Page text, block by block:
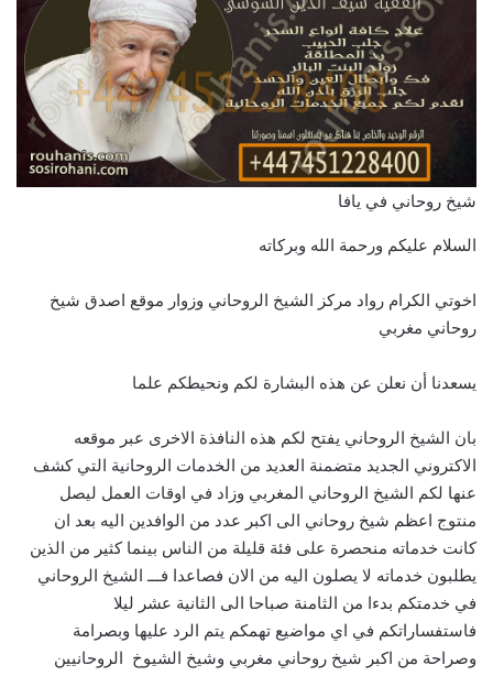
شيخ روحاني في يافا
السلام عليكم ورحمة الله وبركاته
اخوتي الكرام رواد مركز الشيخ الروحاني وزوار موقع اصدق شيخ
روحاني مغربي
يسعدنا أن نعلن عن هذه البشارة لكم ونحيطكم علما
بان الشيخ الروحاني يفتح لكم هذه النافذة الاخرى عبر موقعه
الاكتروني الجديد متضمنة العديد من الخدمات الروحانية التي كشف
عنها لكم الشيخ الروحاني المغربي وزاد في اوقات العمل ليصل
منتوج اعظم شيخ روحاني الى اكبر عدد من الوافدين اليه بعد ان
كانت خدماته منحصرة على فئة قليلة من الناس بينما كثير من الذين
يطلبون خدماته لا يصلون اليه من الان فصاعدا فـــ الشيخ الروحاني
في خدمتكم بدءا من الثامنة صباحا الى الثانية عشر ليلا
فاستفساراتكم في اي مواضيع تهمكم يتم الرد عليها وبصرامة
وصراحة من اكبر شيخ روحاني مغربي وشيخ الشيوخ الروحانيين